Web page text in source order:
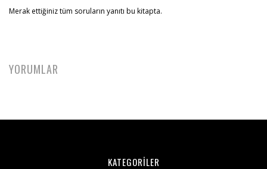
Merak ettiğiniz tüm soruların yanıtı bu kitapta.
YORUMLAR
KATEGORİLER